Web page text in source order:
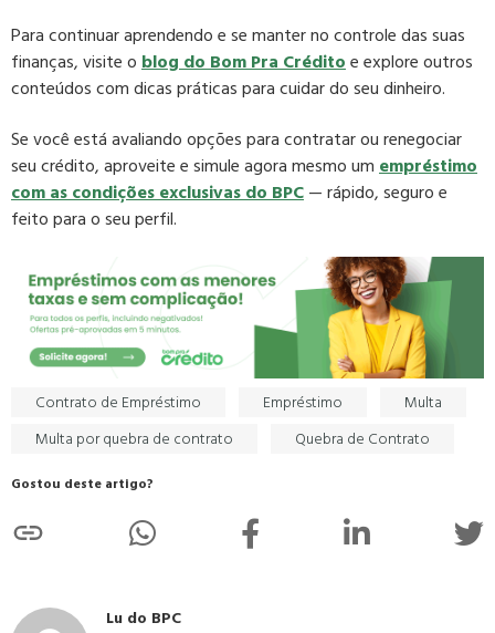
Para continuar aprendendo e se manter no controle das suas
finanças, visite oblog doBom Pra Créditoe explore outros
conteúdos com dicas práticas para cuidar do seu dinheiro.
Se você está avaliando opções para contratar ou renegociar
seu crédito, aproveite e simule agora mesmo umempréstimo
com as condições exclusivas do BPC— rápido, seguro e
feito para o seu perfil.
Gostou deste artigo?
Contrato de Empréstimo Empréstimo
Multa
Multa por quebra de contrato
Quebra de Contrato
Lu do BPC